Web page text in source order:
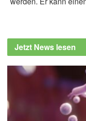
Jetzt News lesen